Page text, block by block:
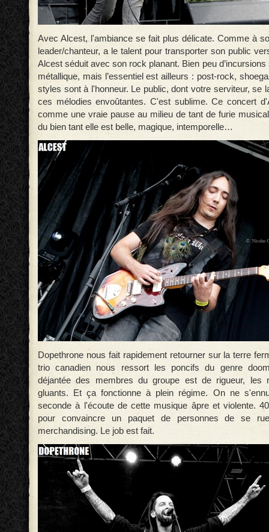
Avec Alcest, l'ambiance se fait plus délicate. Comme à
leader/chanteur, a le talent pour transporter son public
Alcest séduit avec son rock planant. Bien peu
métallique, mais l’essentiel est ailleurs : post-rock,
styles sont à l'honneur. Le public, dont votre serviteur, se
ces mélodies envoûtantes. C'est sublime. Ce concert
comme une vraie pause au milieu de tant de furie
du bien tant elle est belle, magique, intemporelle…
Dopethrone nous fait rapidement retourner sur la terre
trio canadien nous ressort les poncifs du genre
déjantée des membres du groupe est de rigueur, les
gluants. Et ça fonctionne à plein régime. On ne
seconde à l'écoute de cette musique âpre et violente.
pour convaincre un paquet de personnes de se
merchandising. Le job est fait.